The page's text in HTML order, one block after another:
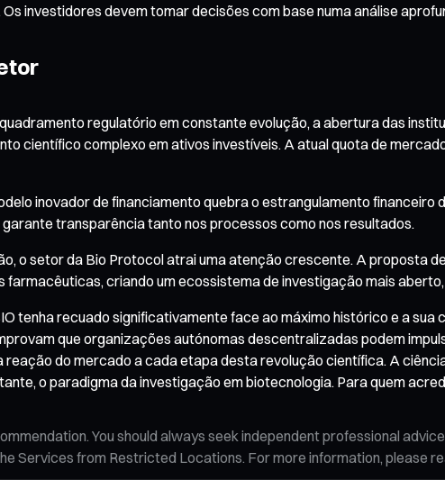
investidores devem tomar decisões com base numa análise
regulatório em constante evolução, a abertura das
científico complexo em ativos investíveis. A atual quota de
inovador de financiamento quebra o estrangulamento
transparência tanto nos processos como nos resultados.
o setor da Bio Protocol atrai uma atenção crescente. A proposta
criando um ecossistema de investigação mais
tenha recuado significativamente face ao máximo histórico e a
que organizações autónomas descentralizadas podem
do mercado a cada etapa desta revolução científica. A
o paradigma da investigação em biotecnologia. Para quem
You should always seek independent professional
Services from Restricted Locations. For more information, please